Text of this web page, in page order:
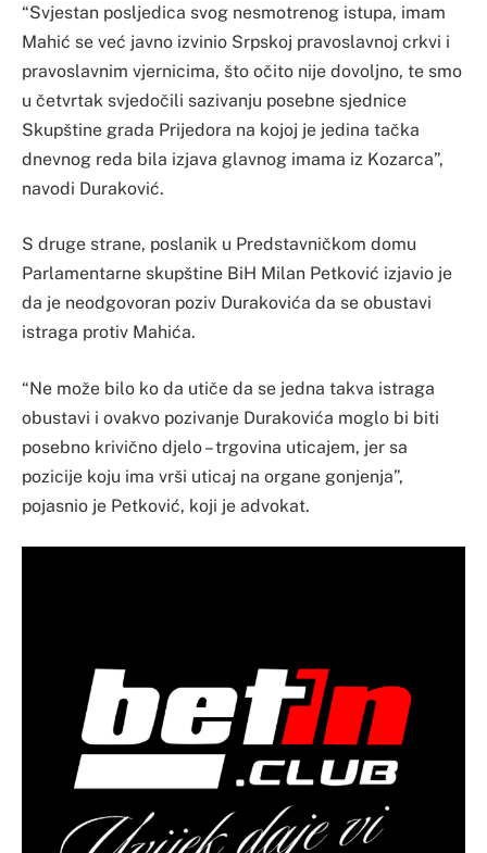
“Svjestan posljedica svog nesmotrenog istupa, imam
Mahić se već javno izvinio Srpskoj pravoslavnoj crkvi i
pravoslavnim vjernicima, što očito nije dovoljno, te smo
u četvrtak svjedočili sazivanju posebne sjednice
Skupštine grada Prijedora na kojoj je jedina tačka
dnevnog reda bila izjava glavnog imama iz Kozarca”,
navodi Duraković.
S druge strane, poslanik u Predstavničkom domu
Parlamentarne skupštine BiH Milan Petković izjavio je
da je neodgovoran poziv Durakovića da se obustavi
istraga protiv Mahića.
“Ne može bilo ko da utiče da se jedna takva istraga
obustavi i ovakvo pozivanje Durakovića moglo bi biti
posebno krivično djelo – trgovina uticajem, jer sa
pozicije koju ima vrši uticaj na organe gonjenja”,
pojasnio je Petković, koji je advokat.